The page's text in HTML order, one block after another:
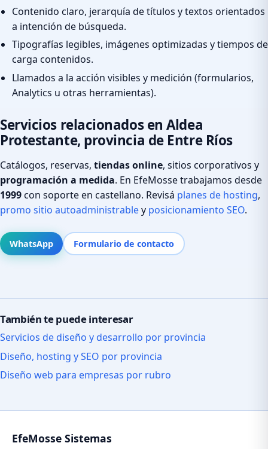
Contenido claro, jerarquía de títulos y textos orientados
a intención de búsqueda.
Tipografías legibles, imágenes optimizadas y tiempos de
carga contenidos.
Llamados a la acción visibles y medición (formularios,
Analytics u otras herramientas).
Servicios relacionados en Aldea
Protestante, provincia de Entre Ríos
Catálogos, reservas, tiendas online, sitios corporativos y
programación a medida. En EfeMosse trabajamos desde
1999con soporte en castellano. Revisá planes de hosting,
promo sitio autoadministrabley posicionamiento SEO.
WhatsApp Formulario de contacto
También te puede interesar
Servicios de diseño y desarrollo por provincia
Diseño, hosting y SEO por provincia
Diseño web para empresas por rubro
EfeMosse Sistemas